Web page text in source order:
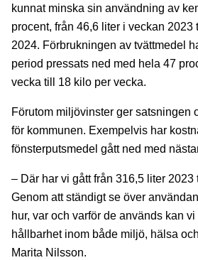
kunnat minska sin användning av
procent, från 46,6 liter i veckan 2023
2024. Förbrukningen av tvättmedel
period pressats ned med hela 47
vecka till 18 kilo per vecka.
Förutom miljövinster ger satsningen
för kommunen. Exempelvis har
fönsterputsmedel gått ned med
– Där har vi gått från 316,5 liter 2023
Genom att ständigt se över
hur, var och varför de används kan
hållbarhet inom både miljö, hälsa
Marita Nilsson.